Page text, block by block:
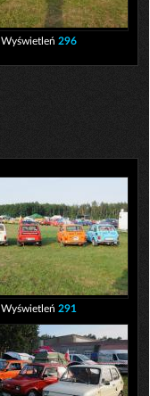
Wyświetleń 296
Wyświetleń 291